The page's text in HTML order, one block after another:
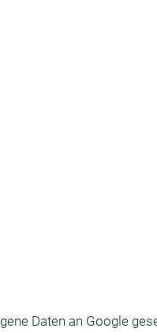
Daten an Google